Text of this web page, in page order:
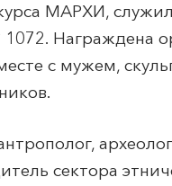
МАРХИ,
с мужем,
сектора